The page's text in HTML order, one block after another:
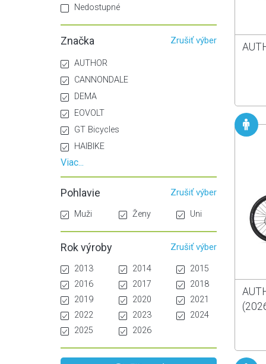
Vesty
Nedostupné
Značka Zrušiť výber
AUTHOR
CANNONDALE
DEMA
EOVOLT
GT Bicycles
HAIBIKE
Viac...
Pohlavie Zrušiť výber
Muži Ženy Uni
Rok výroby Zrušiť výber
2013 2014
2015
2016
2017
2018
2019
2020
2021
2022
2023
2024
2025
2026